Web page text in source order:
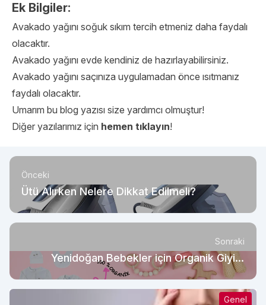
Ek Bilgiler:
Avakado yağını soğuk sıkım tercih etmeniz daha faydalı
olacaktır.
Avakado yağını evde kendiniz de hazırlayabilirsiniz.
Avakado yağını saçınıza uygulamadan önce ısıtmanız
faydalı olacaktır.
Umarım bu blog yazısı size yardımcı olmuştur!
Diğer yazılarımız için hemen tıklayın!
Önceki
Ütü Alırken Nelere Dikkat Edilmeli?
Sonraki
Yenidoğan Bebekler için Organik Giyim
Neden Önemlidir?
Genel